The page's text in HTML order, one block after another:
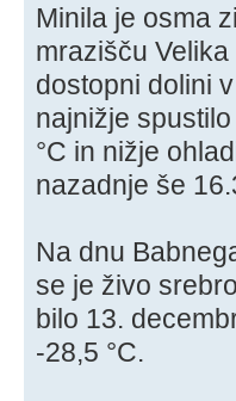
Minila je osma
mrazišču
dostopni dolini
najnižje spustilo
°C in nižje
nazadnje še
Na dnu
se je živo
bilo 13.
-28,5 °C.